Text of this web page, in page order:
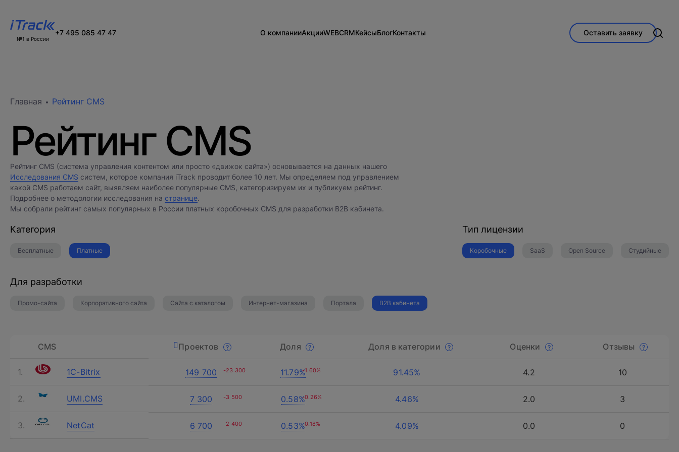
№1 в России
+7 495 085 47 47 О компанииАкцииWEBCRM
Внедрение КЭДО
КейсыБлогКонтакты Оставить заявку
Главная Рейтинг CMS
Рейтинг CMS
Рейтинг CMS (система управления контентом или просто «движок сайта») основывается на данных нашего
Исследования CMS систем, которое компания iTrack проводит более 10 лет. Мы определяем под управлением
какой CMS работаем сайт, выявляем наиболее популярные CMS, категоризируем их и публикуем рейтинг.
Подробнее о методологии исследования на странице.
Мы собрали рейтинг самых популярных в России платных коробочных CMS для разработки B2B кабинета.
Категория
Бесплатные Платные
Тип лицензии
Коробочные SaaS Open Source Студийные
Для разработки
Промо-сайта Корпоративного сайта Сайта с каталогом Интернет-магазина Портала B2B кабинета
CMS Проектов Доля Доля в категории Оценки Отзывы
1C-Bitrix 149 700 -23 300 11.79%-1.60% 91.45% 4.2 10
UMI.CMS 7 300 -3 500 0.58%-0.26% 4.46% 2.0 3
NetCat 6 700 -2 400 0.53%-0.18% 4.09% 0.0 0
Обсудим ваш проект?
Заполните форму и наш специалист свяжется с вами
Вакансии
Акции
WEB